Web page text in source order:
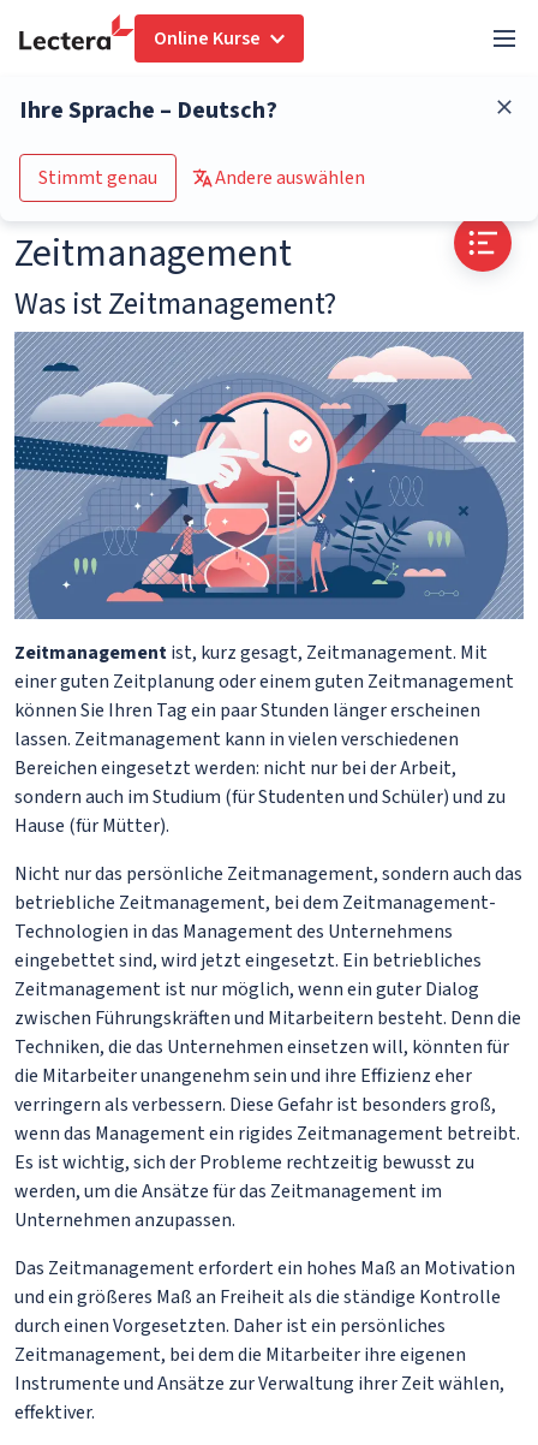
Online Kurse
Ihre Sprache – Deutsch?
Stimmt genau Andere auswählen
Zum Kurs-Katalog
Zeitmanagement
Was ist Zeitmanagement?
Zeitmanagementist, kurz gesagt, Zeitmanagement. Mit
einer guten Zeitplanung oder einem guten Zeitmanagement
können Sie Ihren Tag ein paar Stunden länger erscheinen
lassen. Zeitmanagement kann in vielen verschiedenen
Bereichen eingesetzt werden: nicht nur bei der Arbeit,
sondern auch im Studium (für Studenten und Schüler) und zu
Hause (für Mütter).
Nicht nur das persönliche Zeitmanagement, sondern auch das
betriebliche Zeitmanagement, bei dem Zeitmanagement-
Technologien in das Management des Unternehmens
eingebettet sind, wird jetzt eingesetzt. Ein betriebliches
Zeitmanagement ist nur möglich, wenn ein guter Dialog
zwischen Führungskräften und Mitarbeitern besteht. Denn die
Techniken, die das Unternehmen einsetzen will, könnten für
die Mitarbeiter unangenehm sein und ihre Effizienz eher
verringern als verbessern. Diese Gefahr ist besonders groß,
wenn das Management ein rigides Zeitmanagement betreibt.
Es ist wichtig, sich der Probleme rechtzeitig bewusst zu
werden, um die Ansätze für das Zeitmanagement im
Unternehmen anzupassen.
Das Zeitmanagement erfordert ein hohes Maß an Motivation
und ein größeres Maß an Freiheit als die ständige Kontrolle
durch einen Vorgesetzten. Daher ist ein persönliches
Zeitmanagement, bei dem die Mitarbeiter ihre eigenen
Instrumente und Ansätze zur Verwaltung ihrer Zeit wählen,
effektiver.